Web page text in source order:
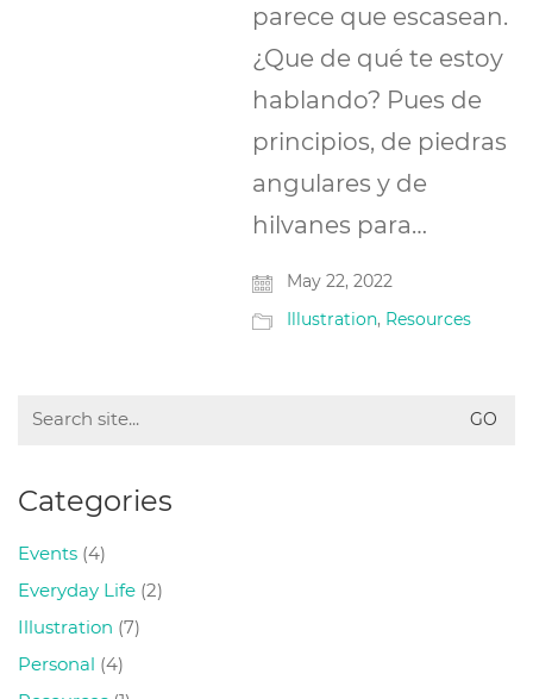
parece que escasean.
¿Que de qué te estoy
hablando? Pues de
principios, de piedras
angulares y de
hilvanes para…
May 22, 2022
Illustration, Resources
for:
Categories
Events (4)
Everyday Life (2)
Illustration (7)
Personal (4)